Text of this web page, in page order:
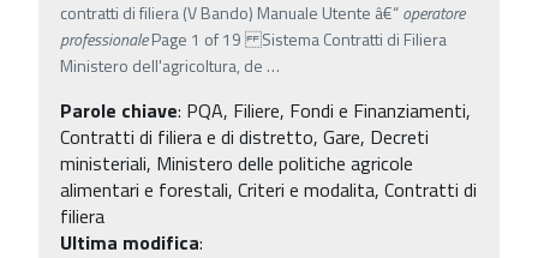
contratti di filiera (V Bando) Manuale Utente â€“operatore
professionalePage 1 of 19 Sistema Contratti di Filiera
Ministero dell'agricoltura, de …
Parole chiave: PQA, Filiere, Fondi e Finanziamenti,
Contratti di filiera e di distretto, Gare, Decreti
ministeriali, Ministero delle politiche agricole
alimentari e forestali, Criteri e modalita, Contratti di
filiera
Ultima modifica: